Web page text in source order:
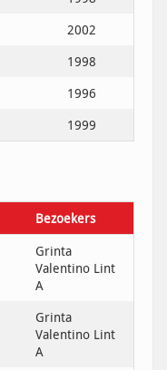
2002
1998
1996
1999
Bezoekers
Grinta
Valentino Lint
A
Grinta
Valentino Lint
A